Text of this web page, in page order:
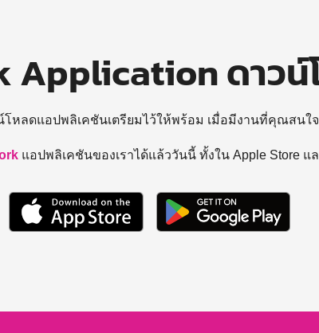
Application ดาว
โหลดแอปพลิเคชันเตรียมไว้ให้พร้อม เมื่อมีงานที่คุณสนใ
แอปพลิเคชันของเราได้แล้ววันนี้ ทั้งใน Apple Store แ